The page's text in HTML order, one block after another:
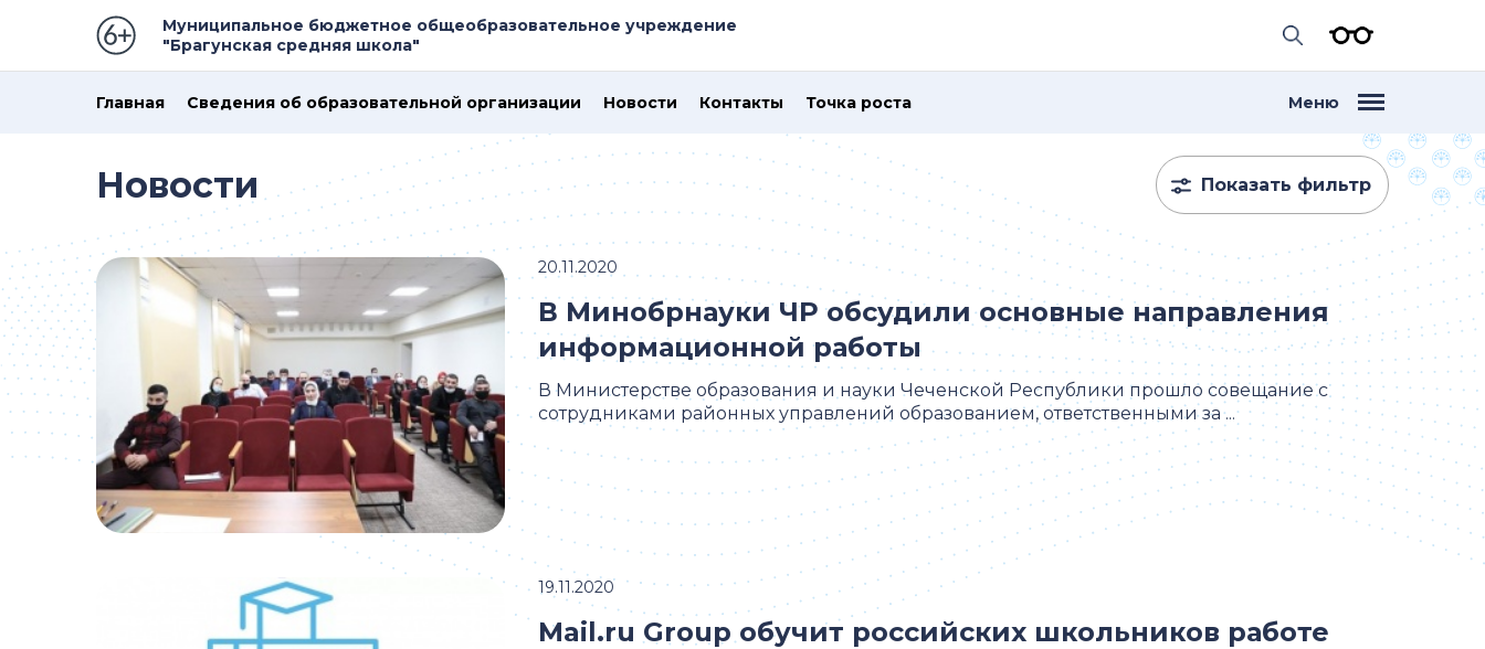
Муниципальное бюджетное общеобразовательное учреждение
"Брагунская средняя школа"
Главная Сведения об образовательной организации Новости Контакты Точка роста Меню
Новости Показать фильтр
В Министерстве образования и науки Чеченской Республики прошло совещание с
сотрудниками районных управлений образованием, ответственными за ...
В Минобрнауки ЧР обсудили основные направления
информационной работы
20.11.2020
Mail.ru Group обучит российских школьников работе
19.11.2020